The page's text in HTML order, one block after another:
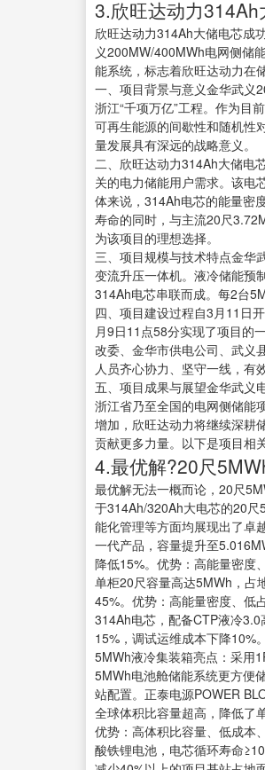
3.欣旺达动力
欣旺达动力314Ah大储电芯
义200MW/400MWh电网侧储
能系统，标志着欣旺达动力在
一、项目背景与意义金华武义
浙江“千项万亿”工程。作为目
可再生能源的间歇性和随机性
量发展具有深远的战略意义。
二、欣旺达动力314Ah大储电
关的电力储能用户需求。该电
体来说，314Ah电芯的能量密
寿命的同时，与主流20尺
为该项目的理想选择。
三、项目规模与技术特点金华
变流升压一体机。液冷储能预
314Ah电芯串联而成。每2台
四、项目建设过程自3月11日
月9日11点58分实现了项目的
改委、金华市供电公司、武义
人员齐心协力、坚守一线，有
五、项目成果与展望金华武义
浙江省乃至全国的电网侧储能
增加，欣旺达动力将继续深耕
贡献更多力量。以下是项目相
4.最优解?20尺
最优解无法一概而论，20尺
于314Ah/320Ah大电芯的20
能化管理等方面均展现出了卓
一代产品，容量提升至
降低15%。优势：高能量密度
单柜20尺容量高达5MWh，占
45%。优势：高能量密度、低
314Ah电芯，配备CTP液冷
15%，调试运维成本下降10%
5MWh液冷集装箱亮点：采用
5MWh电池舱储能系统更方便
站配置。正泰电源POWER
全球体积比容量超高，降低了
优势：高体积比容量、低成本
酸铁锂电池，电芯循环寿命